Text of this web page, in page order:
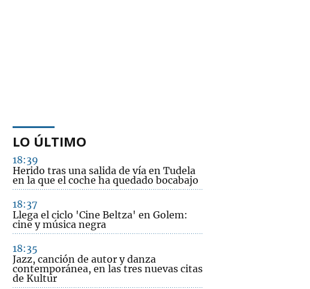
LO ÚLTIMO
18:39
Herido tras una salida de vía en Tudela
en la que el coche ha quedado bocabajo
18:37
Llega el ciclo 'Cine Beltza' en Golem:
cine y música negra
18:35
Jazz, canción de autor y danza
contemporánea, en las tres nuevas citas
de Kultur